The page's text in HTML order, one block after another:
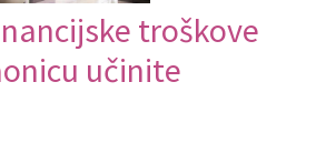
troškove
učinite